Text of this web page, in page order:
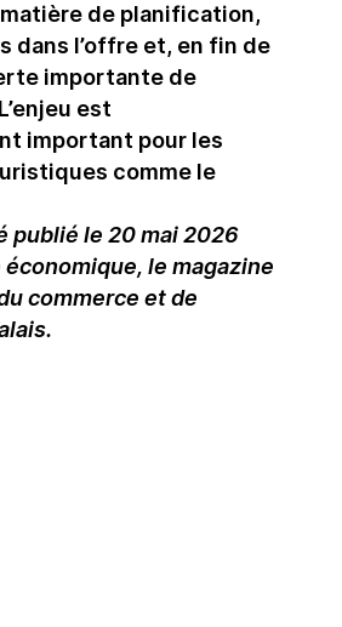
de planification,
dans l’offre et, en fin de
importante de
est
important pour les
comme le
publié le 20 mai 2026
le magazine
commerce et de